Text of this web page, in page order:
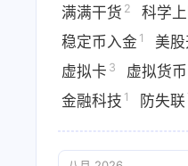
满满干货 2 科学
稳定币入金 1 美
虚拟卡 3 虚拟货币
金融科技 1 防失联